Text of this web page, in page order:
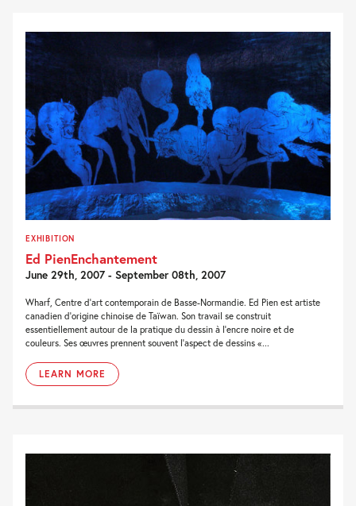
EXHIBITION
Ed PienEnchantement
June 29th, 2007 - September 08th, 2007
Wharf, Centre d’art contemporain de Basse-Normandie. Ed Pien est artiste
canadien d’origine chinoise de Taïwan. Son travail se construit
essentiellement autour de la pratique du dessin à l’encre noire et de
couleurs. Ses œuvres prennent souvent l’aspect de dessins «...
LEARN MORE